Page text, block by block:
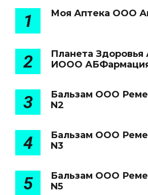
1 Моя Аптека ООО
2
Планета Здоровья
ИООО
3
Бальзам ООО
N2
4
Бальзам ООО
N3
5
Бальзам ООО
N5